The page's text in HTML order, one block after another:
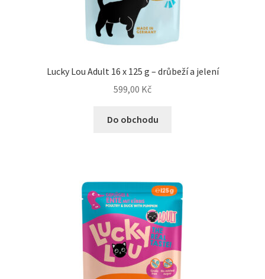
Lucky Lou Adult 16 x 125 g – drůbeží a jelení
599,00 Kč
Do obchodu